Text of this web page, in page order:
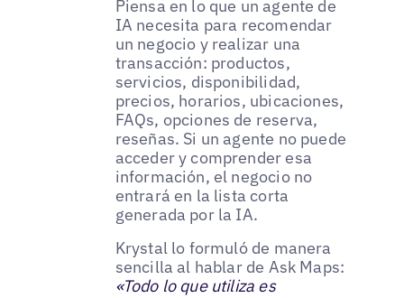
Piensa en lo que un agente de
IA necesita para recomendar
un negocio y realizar una
transacción: productos,
servicios, disponibilidad,
precios, horarios, ubicaciones,
FAQs, opciones de reserva,
reseñas. Si un agente no puede
acceder y comprender esa
información, el negocio no
entrará en la lista corta
generada por la IA.
Krystal lo formuló de manera
sencilla al hablar de Ask Maps:
«Todo lo que utiliza es